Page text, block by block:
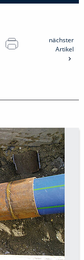
nächster
Artikel